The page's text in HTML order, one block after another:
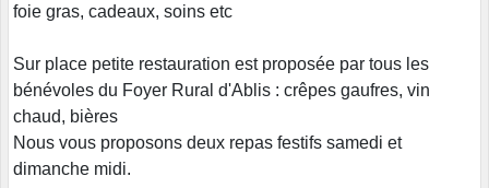
foie gras, cadeaux, soins etc
Sur place petite restauration est proposée par tous les
bénévoles du Foyer Rural d'Ablis : crêpes gaufres, vin
chaud, bières
Nous vous proposons deux repas festifs samedi et
dimanche midi.